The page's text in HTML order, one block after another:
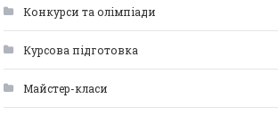
Конкурси та олімпіади
Курсова підготовка
Майстер-класи